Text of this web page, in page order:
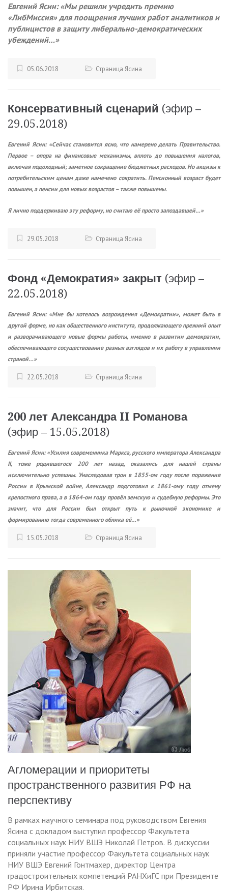
Евгений Ясин: «Мы решили учредить премию
«ЛибМиссия» для поощрения лучших работ аналитиков и
публицистов в защиту либерально-демократических
убеждений…»
05.06.2018 Страница Ясина
Консервативный сценарий (эфир –
29.05.2018)
Евгений Ясин: «Сейчас становится ясно, что намерено делать Правительство.
Первое – опора на финансовые механизмы, вплоть до повышения налогов,
включая подоходный; заметное сокращение бюджетных расходов. Но акцизы к
потребительским ценам даже намечено сократить. Пенсионный возраст будет
повышен, а пенсии для новых возрастов – также повышены.
Я лично поддерживаю эту реформу, но считаю её просто запоздавшей…»
29.05.2018 Страница Ясина
Фонд «Демократия» закрыт (эфир –
22.05.2018)
Евгений Ясин: «Мне бы хотелось возрождения «Демократии», может быть в
другой форме, но как общественного института, продолжающего прежний опыт
и разворачивающего новые формы работы, именно в развитии демократии,
обеспечивающего сосуществование разных взглядов и их работу в управлении
страной…»
22.05.2018 Страница Ясина
200 лет Александра II Романова
(эфир – 15.05.2018)
Евгений Ясин: «Усилия современника Маркса, русского императора Александра
II, тоже родившегося 200 лет назад, оказались для нашей страны
исключительно успешны. Унаследовав трон в 1855-ом году после поражения
России в Крымской войне, Александр подготовил к 1861-ому году отмену
крепостного права, а в 1864-ом году провёл земскую и судебную реформы. Это
значит, что для России был открыт путь к рыночной экономике и
формированию тогда современного облика её…»
15.05.2018 Страница Ясина
Агломерации и приоритеты
пространственного развития РФ на
перспективу
В рамках научного семинара под руководством Евгения
Ясина с докладом выступил профессор Факультета
социальных наук НИУ ВШЭ Николай Петров. В дискуссии
приняли участие профессор Факультета социальных наук
НИУ ВШЭ Евгений Гонтмахер, директор Центра
градостроительных компетенций РАНХиГС при Президенте
РФ Ирина Ирбитская.